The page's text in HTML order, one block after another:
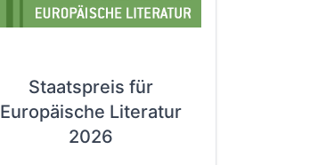
Staatspreis für
Europäische Literatur
2026